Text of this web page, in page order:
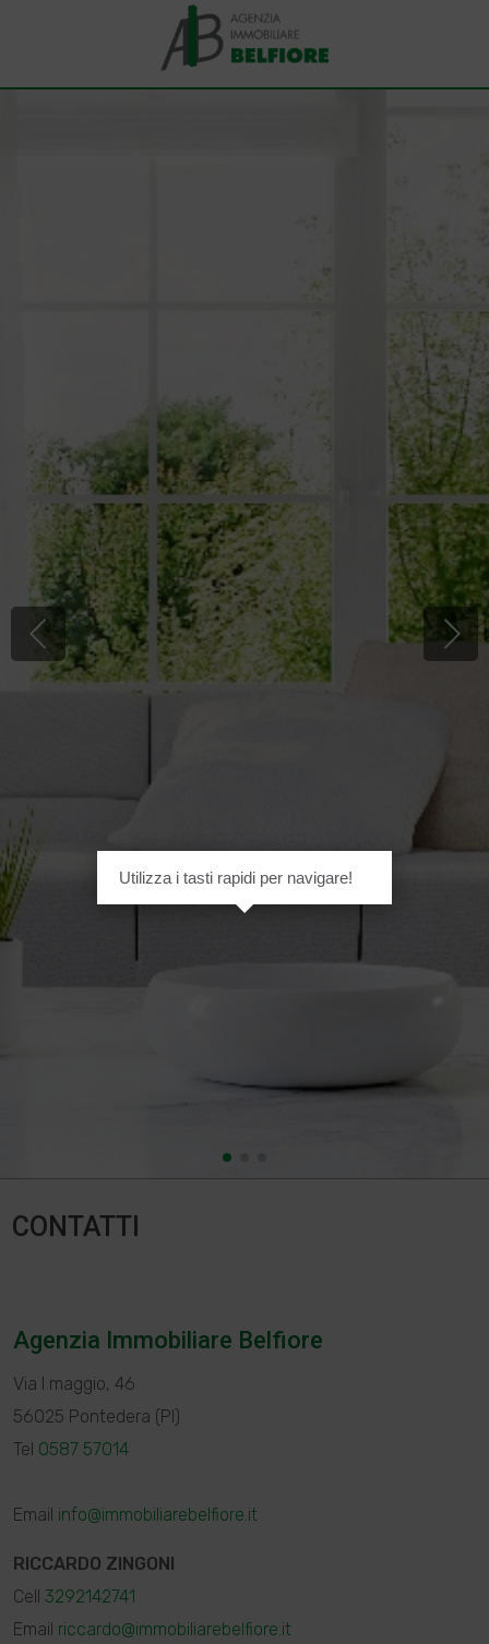
CONTATTI
Agenzia Immobiliare Belfiore
Via I maggio, 46
56025 Pontedera (PI)
Tel 0587 57014
Email info@immobiliarebelfiore.it
RICCARDO ZINGONI
Cell 3292142741
Email riccardo@immobiliarebelfiore.it
Utilizza i tasti rapidi per navigare!